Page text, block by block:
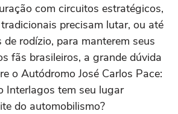
com circuitos estratégicos,
precisam lutar, ou até
de rodízio, para manterem seus
fãs brasileiros, a grande dúvida
o Autódromo José Carlos Pace:
Interlagos tem seu lugar
do automobilismo?